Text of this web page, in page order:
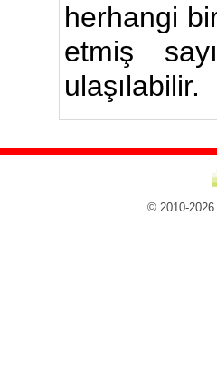
herhangi
etmiş
ulaşılabilir.
© 2010-2026